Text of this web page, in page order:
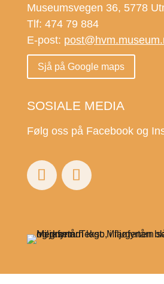
Museumsvegen 36, 5778
Tlf: 474 79 884
E-post:
Sjå på Google maps
SOSIALE MEDIA
Følg oss på Facebook og